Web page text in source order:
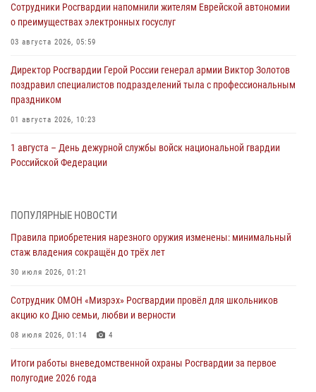
Сотрудники Росгвардии напомнили жителям Еврейской автономии
о преимуществах электронных госуслуг
03 августа 2026, 05:59
Директор Росгвардии Герой России генерал армии Виктор Золотов
поздравил специалистов подразделений тыла с профессиональным
праздником
01 августа 2026, 10:23
1 августа – День дежурной службы войск национальной гвардии
Российской Федерации
В Росгвардии вспоминают российских воинов, погибших в Первой
01 августа 2026, 10:19
Внесены изменения в правила проведения контрольного отстрела
31 июля 2026, 01:48
Правила приобретения нарезного оружия изменены: минимальный
30 июля 2026, 01:21
ПОПУЛЯРНЫЕ НОВОСТИ
Правила приобретения нарезного оружия изменены: минимальный
стаж владения сокращён до трёх лет
30 июля 2026, 01:21
Сотрудник ОМОН «Мизрэх» Росгвардии провёл для школьников
акцию ко Дню семьи, любви и верности
08 июля 2026, 01:14 4
Итоги работы вневедомственной охраны Росгвардии за первое
полугодие 2026 года